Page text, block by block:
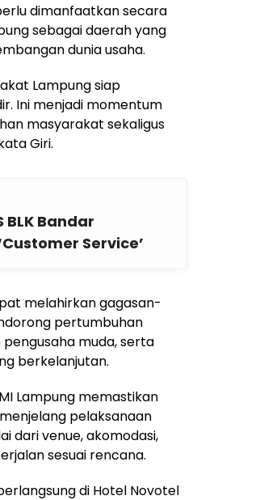
dimanfaatkan secara
sebagai daerah yang
dunia usaha.
Lampung siap
Ini menjadi momentum
masyarakat sekaligus
Giri.
BLK Bandar
Service’
melahirkan gagasan-
pertumbuhan
muda, serta
berkelanjutan.
Lampung memastikan
pelaksanaan
dari venue, akomodasi,
sesuai rencana.
di Hotel Novotel